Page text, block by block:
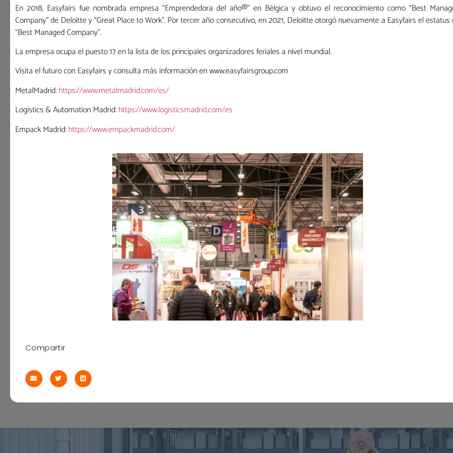
En 2018, Easyfairs fue nombrada empresa “Emprendedora del año®” en Bélgica y obtuvo el reconocimiento como “Best
Company” de Deloitte y “Great Place to Work”. Por tercer año consecutivo, en 2021, Deloitte otorgó nuevamente a Easyfairs el estatus
“Best Managed Company”.
La empresa ocupa el puesto 17 en la lista de los principales organizadores feriales a nivel mundial.
Visita el futuro con Easyfairs y consulta más información en www.easyfairsgroup.com
MetalMadrid:https://www.metalmadrid.com/es/
Logistics & Automation Madrid:https://www.logisticsmadrid.com/es
Empack Madrid:https://www.empackmadrid.com/
Compartir